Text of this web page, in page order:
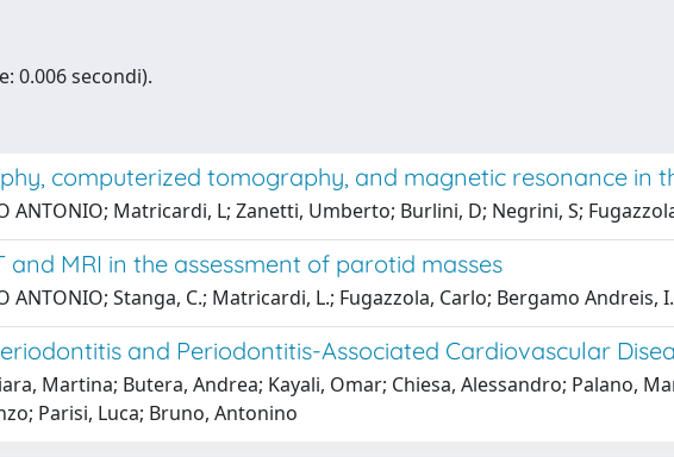
0.006 secondi).
computerized tomography, and magnetic resonance in
ANTONIO; Matricardi, L; Zanetti, Umberto; Burlini, D; Negrini, S;
MRI in the assessment of parotid masses
ANTONIO; Stanga, C.; Matricardi, L.; Fugazzola, Carlo; Bergamo Andreis,
and Periodontitis-Associated Cardiovascular
Martina; Butera, Andrea; Kayali, Omar; Chiesa, Alessandro; Palano,
Parisi, Luca; Bruno, Antonino